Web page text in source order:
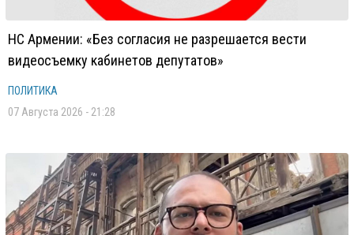
НС Армении: «Без согласия не разрешается вести
видеосъемку кабинетов депутатов»
ПОЛИТИКА
07 Августа 2026 - 21:28